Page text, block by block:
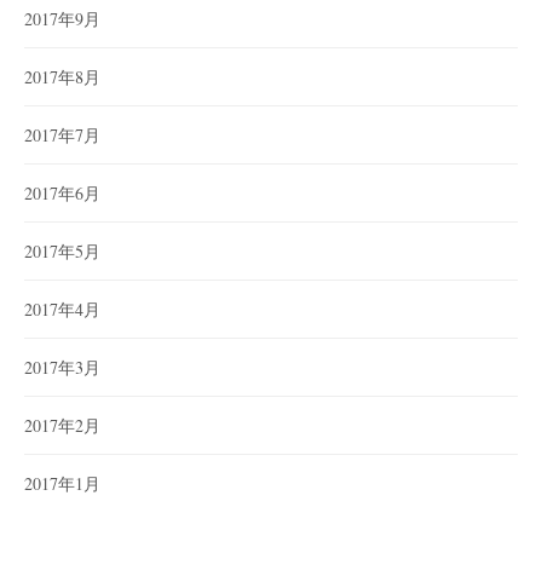
2017年9月
2017年8月
2017年7月
2017年6月
2017年5月
2017年4月
2017年3月
2017年2月
2017年1月